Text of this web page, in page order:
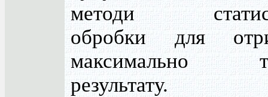
методи
обробки для
максимально
результату.